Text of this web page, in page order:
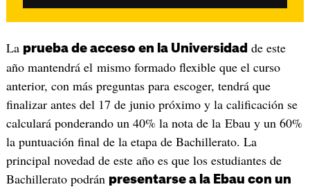
La prueba de acceso en la Universidad de este
año mantendrá el mismo formado flexible que el curso
anterior, con más preguntas para escoger, tendrá que
finalizar antes del 17 de junio próximo y la calificación se
calculará ponderando un 40% la nota de la Ebau y un 60%
la puntuación final de la etapa de Bachillerato. La
principal novedad de este año es que los estudiantes de
Bachillerato podrán presentarse a la Ebau con un